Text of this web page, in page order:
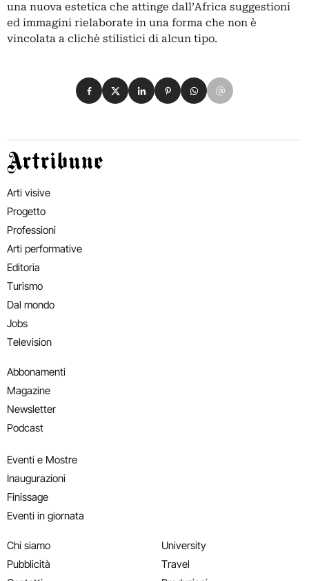
una nuova estetica che attinge dall’Africa suggestioni
ed immagini rielaborate in una forma che non è
vincolata a clichè stilistici di alcun tipo.
Condividi su Facebook
Condividi su X
Condividi su LinkedIn
Condividi su Pinterest
Condividi su WhatsApp
Condividi su Email
Artribune
Arti visive
Progetto
Professioni
Arti performative
Editoria
Turismo
Dal mondo
Jobs
Television
Abbonamenti
Magazine
Newsletter
Podcast
Eventi e Mostre
Inaugurazioni
Finissage
Eventi in giornata
Chi siamo
Pubblicità
University
Travel